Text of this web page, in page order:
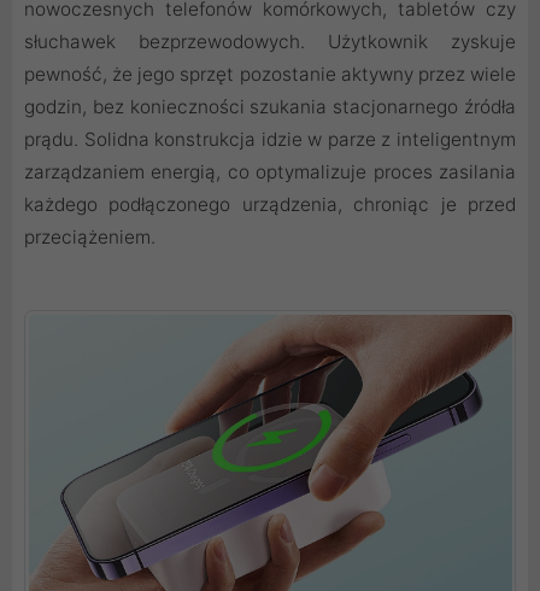
nowoczesnych telefonów komórkowych, tabletów czy
słuchawek bezprzewodowych. Użytkownik zyskuje
pewność, że jego sprzęt pozostanie aktywny przez wiele
godzin, bez konieczności szukania stacjonarnego źródła
prądu. Solidna konstrukcja idzie w parze z inteligentnym
zarządzaniem energią, co optymalizuje proces zasilania
każdego podłączonego urządzenia, chroniąc je przed
przeciążeniem.